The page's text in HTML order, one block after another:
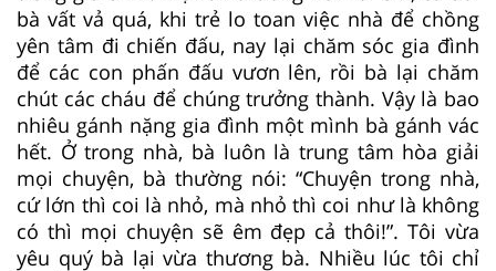
bà vất vả quá, khi trẻ lo toan việc nhà để chồng
yên tâm đi chiến đấu, nay lại chăm sóc gia đình
để các con phấn đấu vươn lên, rồi bà lại chăm
chút các cháu để chúng trưởng thành. Vậy là bao
nhiêu gánh nặng gia đình một mình bà gánh vác
hết. Ở trong nhà, bà luôn là trung tâm hòa giải
mọi chuyện, bà thường nói: “Chuyện trong nhà,
cứ lớn thì coi là nhỏ, mà nhỏ thì coi như là không
có thì mọi chuyện sẽ êm đẹp cả thôi!”. Tôi vừa
yêu quý bà lại vừa thương bà. Nhiều lúc tôi chỉ